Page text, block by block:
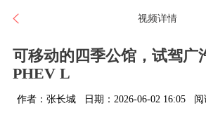
视频详情
可移动的四季公馆，试驾广
PHEV L
作者：张长城 日期：2026-06-02 16:05 阅